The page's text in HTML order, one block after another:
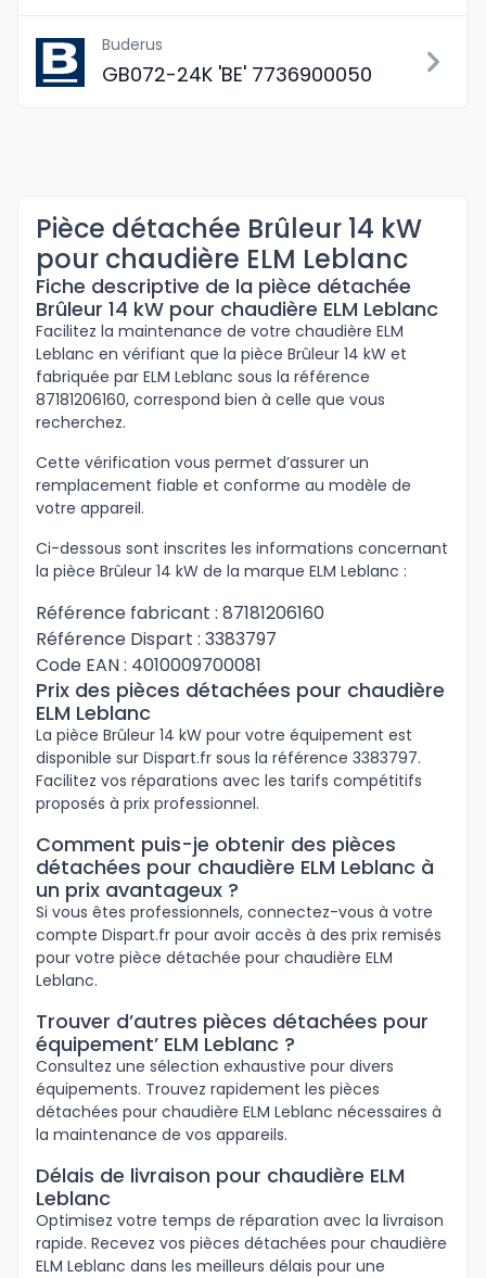
Buderus
GB072-24K 'BE' 7736900050
Pièce détachée Brûleur 14 kW
pour chaudière ELM Leblanc
Fiche descriptive de la pièce détachée
Brûleur 14 kW pour chaudière ELM Leblanc
Facilitez la maintenance de votre chaudière ELM
Leblanc en vérifiant que la pièce Brûleur 14 kW et
fabriquée par ELM Leblanc sous la référence
87181206160, correspond bien à celle que vous
recherchez.
Cette vérification vous permet d’assurer un
remplacement fiable et conforme au modèle de
votre appareil.
Ci-dessous sont inscrites les informations concernant
la pièce Brûleur 14 kW de la marque ELM Leblanc :
Référence fabricant : 87181206160
Référence Dispart : 3383797
Code EAN : 4010009700081
Prix des pièces détachées pour chaudière
ELM Leblanc
La pièce Brûleur 14 kW pour votre équipement est
disponible sur Dispart.fr sous la référence 3383797.
Facilitez vos réparations avec les tarifs compétitifs
proposés à prix professionnel.
Comment puis-je obtenir des pièces
détachées pour chaudière ELM Leblanc à
un prix avantageux ?
Si vous êtes professionnels, connectez-vous à votre
compte Dispart.fr pour avoir accès à des prix remisés
pour votre pièce détachée pour chaudière ELM
Leblanc.
Trouver d’autres pièces détachées pour
équipement’ ELM Leblanc ?
Consultez une sélection exhaustive pour divers
équipements. Trouvez rapidement les pièces
détachées pour chaudière ELM Leblanc nécessaires à
la maintenance de vos appareils.
Délais de livraison pour chaudière ELM
Leblanc
Optimisez votre temps de réparation avec la livraison
rapide. Recevez vos pièces détachées pour chaudière
ELM Leblanc dans les meilleurs délais pour une